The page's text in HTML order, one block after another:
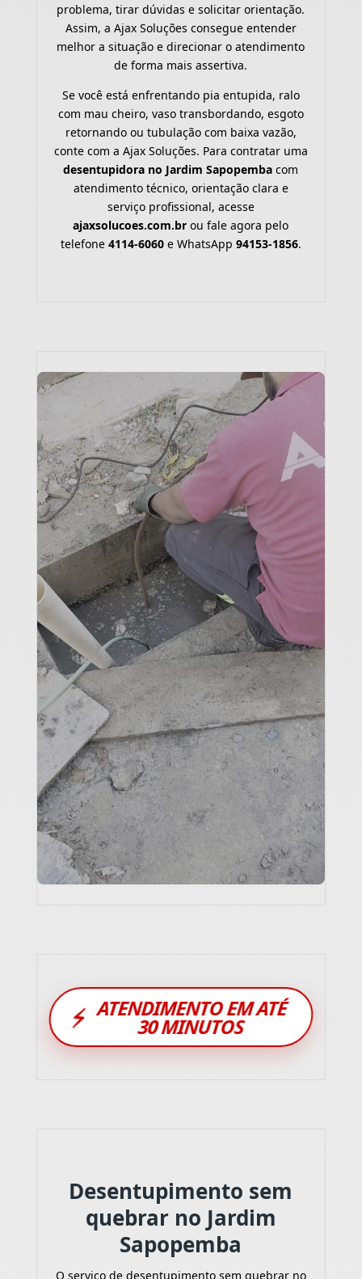
problema, tirar dúvidas e solicitar orientação.
Assim, a Ajax Soluções consegue entender
melhor a situação e direcionar o atendimento
de forma mais assertiva.
Se você está enfrentando pia entupida, ralo
com mau cheiro, vaso transbordando, esgoto
retornando ou tubulação com baixa vazão,
conte com a Ajax Soluções. Para contratar uma
desentupidora no Jardim Sapopemba com
atendimento técnico, orientação clara e
serviço profissional, acesse
ajaxsolucoes.com.br ou fale agora pelo
telefone 4114-6060e WhatsApp 94153-1856.
⚡ ATENDIMENTO EM ATÉ
30 MINUTOS
Desentupimento sem
quebrar no Jardim
Sapopemba
O serviço de desentupimento sem quebrar no